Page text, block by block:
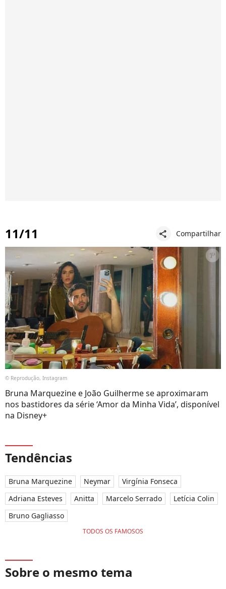
11/11 share Compartilhar
© Reprodução, Instagram
Bruna Marquezine e João Guilherme se aproximaram
nos bastidores da série ‘Amor da Minha Vida’, disponível
na Disney+
Tendências
Bruna Marquezine Neymar
Virgínia Fonseca
Adriana Esteves
Anitta Marcelo Serrado
Letícia Colin
Bruno Gagliasso
TODOS OS FAMOSOS
Sobre o mesmo tema